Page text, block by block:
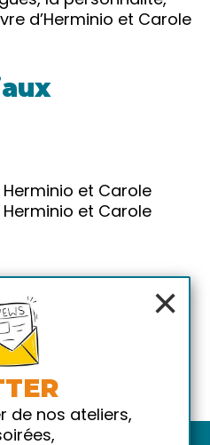
d’Herminio et Carole
et Carole
et Carole
×
de nos ateliers,